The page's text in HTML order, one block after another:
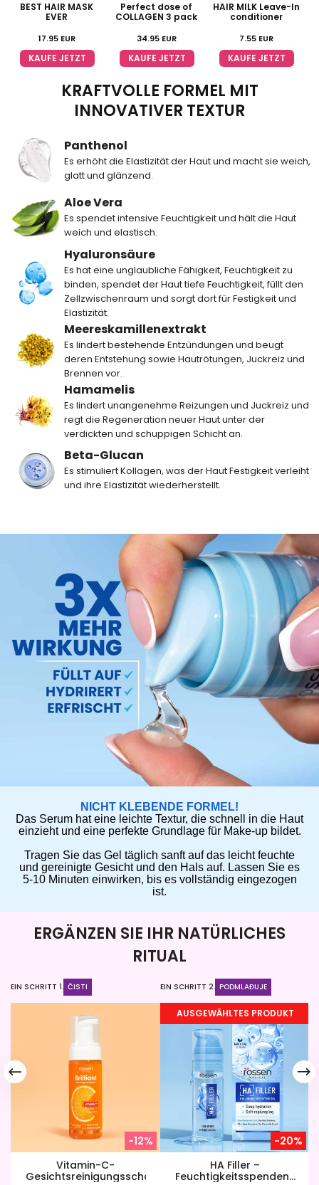
BEST HAIR MASK
EVER
17.95 EUR
KAUFE JETZT
Perfect dose of
COLLAGEN 3 pack
34.95 EUR
KAUFE JETZT
HAIR MILK Leave-In
conditioner
7.55 EUR
KAUFE JETZT
KRAFTVOLLE FORMEL MIT
INNOVATIVER TEXTUR
Panthenol
Es erhöht die Elastizität der Haut und macht sie weich,
glatt und glänzend.
Aloe Vera
Es spendet intensive Feuchtigkeit und hält die Haut
weich und elastisch.
Hyaluronsäure
Es hat eine unglaubliche Fähigkeit, Feuchtigkeit zu
binden, spendet der Haut tiefe Feuchtigkeit, füllt den
Zellzwischenraum und sorgt dort für Festigkeit und
Elastizität.
Meereskamillenextrakt
Es lindert bestehende Entzündungen und beugt
deren Entstehung sowie Hautrötungen, Juckreiz und
Brennen vor.
Hamamelis
Es lindert unangenehme Reizungen und Juckreiz und
regt die Regeneration neuer Haut unter der
verdickten und schuppigen Schicht an.
Beta-Glucan
Es stimuliert Kollagen, was der Haut Festigkeit verleiht
und ihre Elastizität wiederherstellt.
NICHT KLEBENDE FORMEL!
Das Serum hat eine leichte Textur, die schnell in die Haut
einzieht und eine perfekte Grundlage für Make-up bildet.
Tragen Sie das Gel täglich sanft auf das leicht feuchte
und gereinigte Gesicht und den Hals auf. Lassen Sie es
5-10 Minuten einwirken, bis es vollständig eingezogen
ist.
ERGÄNZEN SIE IHR NATÜRLICHES
RITUAL
EIN SCHRITT 1. ČISTI
-12%
Vitamin-C-
Gesichtsreinigungsschaum
EIN SCHRITT 2. PODMLAĐUJE
AUSGEWÄHLTES PRODUKT
-20%
HA Filler –
Feuchtigkeitsspendendes